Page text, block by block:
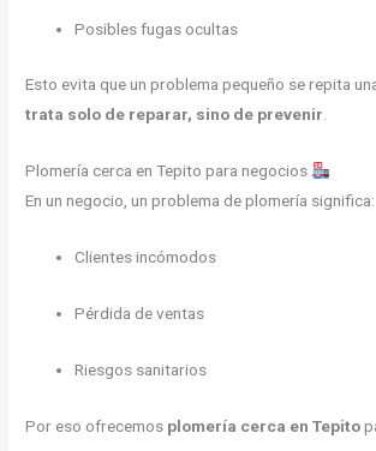
Posibles fugas ocultas
Esto evita que un problema pequeño se repita
trata solo de reparar, sino de prevenir.
Plomería cerca en Tepito para negocios
En un negocio, un problema de plomería significa:
Clientes incómodos
Pérdida de ventas
Riesgos sanitarios
Por eso ofrecemos plomería cerca en Tepito